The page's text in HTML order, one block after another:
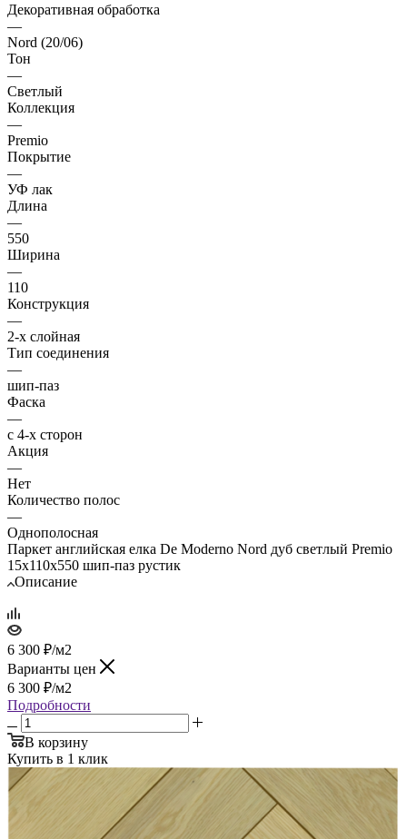
Декоративная обработка
—
Nord (20/06)
Тон
—
Светлый
Коллекция
—
Premio
Покрытие
—
УФ лак
Длина
—
550
Ширина
—
110
Конструкция
—
2-х слойная
Тип соединения
—
шип-паз
Фаска
—
с 4-х сторон
Акция
—
Нет
Количество полос
—
Однополосная
Паркет английская елка De Moderno Nord дуб светлый Premio
15х110х550 шип-паз рустик
Описание
6 300 ₽/м2
Варианты цен
6 300 ₽/м2
Подробности
В корзину
Купить в 1 клик